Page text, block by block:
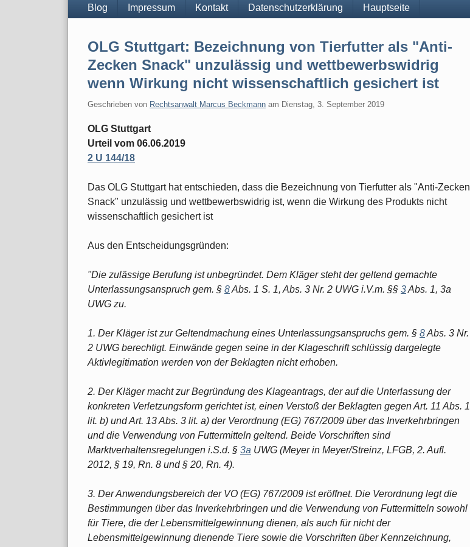
Blog Impressum Kontakt Datenschutzerklärung Hauptseite
OLG Stuttgart: Bezeichnung von Tierfutter als "Anti-
Zecken Snack" unzulässig und wettbewerbswidrig
wenn Wirkung nicht wissenschaftlich gesichert ist
Geschrieben von Rechtsanwalt Marcus Beckmann am Dienstag, 3. September 2019
OLG Stuttgart
Urteil vom 06.06.2019
2 U 144/18
Das OLG Stuttgart hat entschieden, dass die Bezeichnung von Tierfutter als "Anti-Zecken
Snack" unzulässig und wettbewerbswidrig ist, wenn die Wirkung des Produkts nicht
wissenschaftlich gesichert ist
Aus den Entscheidungsgründen:
"Die zulässige Berufung ist unbegründet. Dem Kläger steht der geltend gemachte
Unterlassungsanspruch gem. § 8Abs. 1 S. 1, Abs. 3 Nr. 2 UWG i.V.m. §§ 3Abs. 1, 3a
UWG zu.
1. Der Kläger ist zur Geltendmachung eines Unterlassungsanspruchs gem. § 8Abs. 3 Nr.
2 UWG berechtigt. Einwände gegen seine in der Klageschrift schlüssig dargelegte
Aktivlegitimation werden von der Beklagten nicht erhoben.
2. Der Kläger macht zur Begründung des Klageantrags, der auf die Unterlassung der
konkreten Verletzungsform gerichtet ist, einen Verstoß der Beklagten gegen Art. 11 Abs. 1
lit. b) und Art. 13 Abs. 3 lit. a) der Verordnung (EG) 767/2009 über das Inverkehrbringen
und die Verwendung von Futtermitteln geltend. Beide Vorschriften sind
Marktverhaltensregelungen i.S.d. § 3a UWG (Meyer in Meyer/Streinz, LFGB, 2. Aufl.
2012, § 19, Rn. 8 und § 20, Rn. 4).
3. Der Anwendungsbereich der VO (EG) 767/2009 ist eröffnet. Die Verordnung legt die
Bestimmungen über das Inverkehrbringen und die Verwendung von Futtermitteln sowohl
für Tiere, die der Lebensmittelgewinnung dienen, als auch für nicht der
Lebensmittelgewinnung dienende Tiere sowie die Vorschriften über Kennzeichnung,